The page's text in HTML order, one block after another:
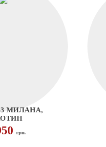
МИЛАНА,
грн.